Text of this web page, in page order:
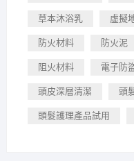
草本沐浴乳 虛擬
防火材料 防火泥
阻火材料 電子防
頭皮深層清潔 頭
頭髮護理產品試用